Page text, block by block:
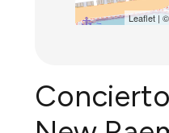
Leaflet|